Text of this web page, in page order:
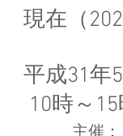
現在（
平成31年
10時～